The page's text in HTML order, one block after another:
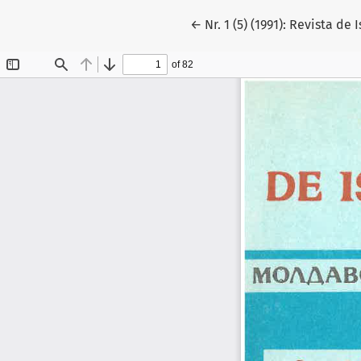
← Reveniți la detaliile
Nr. 1 (5) (1991): Revista